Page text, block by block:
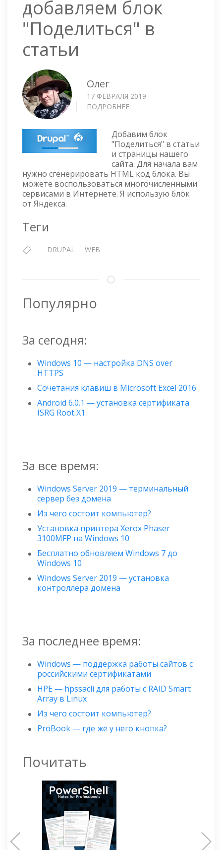
добавляем блок
"Поделиться" в
статьи
Олег
17 ФЕВРАЛЯ 2019
ПОДРОБНЕЕ
9
—
ДОБАВЛЯЕМ
БЛОК
"ПОДЕЛИТЬСЯ"
В
Добавим блок
"Поделиться" в статьи
и страницы нашего
сайта. Для начала вам
нужно сгенерировать HTML код блока. Вы
можете воспользоваться многочисленными
сервисами в Интернете. Я использую блок
от Яндекса.
Теги
DRUPAL WEB
Популярно
За сегодня:
Windows 10 — настройка DNS over
HTTPS
Сочетания клавиш в Microsoft Excel 2016
Android 6.0.1 — установка сертификата
ISRG Root X1
За все время:
Windows Server 2019 — терминальный
сервер без домена
Из чего состоит компьютер?
Установка принтера Xerox Phaser
3100MFP на Windows 10
Бесплатно обновляем Windows 7 до
Windows 10
Windows Server 2019 — установка
контроллера домена
За последнее время:
Windows — поддержка работы сайтов с
российскими сертификатами
HPE — hpssacli для работы с RAID Smart
Array в Linux
Из чего состоит компьютер?
ProBook — где же у него кнопка?
Почитать